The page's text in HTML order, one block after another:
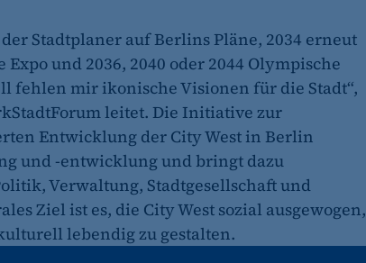
Stadtplaner auf Berlins Pläne, 2034 erneut
und 2036, 2040 oder 2044 Olympische
fehlen mir ikonische Visionen für die Stadt“,
leitet. Die Initiative zur
Entwicklung der City West in Berlin
und -entwicklung und bringt dazu
Verwaltung, Stadtgesellschaft und
Ziel ist es, die City West sozial ausgewogen,
lebendig zu gestalten.